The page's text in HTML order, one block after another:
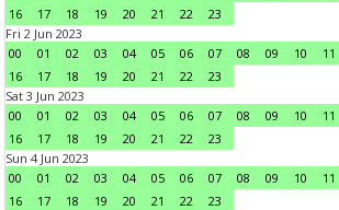
16
17 18 19 20 21 22
23
Fri 2 Jun 2023
00
01 02 03 04 05 06 07 08 09 10 11
16
17 18 19 20 21 22
23
Sat 3 Jun 2023
00
01 02 03 04 05 06 07 08 09 10 11
16
17 18 19 20 21 22
23
Sun 4 Jun 2023
00
01 02 03 04 05 06 07 08 09 10 11
16
17 18 19 20 21 22
23